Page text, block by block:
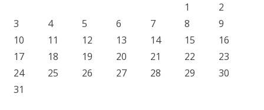
1
2
3
4 5 6 7 8
9
10
11 12 13 14 15
16
17
18 19 20 21 22
23
24
25 26 27 28 29
30
31